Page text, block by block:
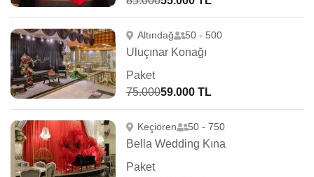
Altındağ 50 - 500
Uluçınar Konağı
Paket
75.00059.000 TL
Keçiören 50 - 750
Bella Wedding Kına
Paket